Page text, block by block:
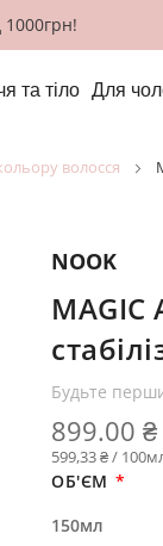
1000грн!
та тіло Для
волосся
NOOK
MAGIC
Будьте
899.00 ₴
599,33 ₴ /
ОБ'ЄМ
150мл